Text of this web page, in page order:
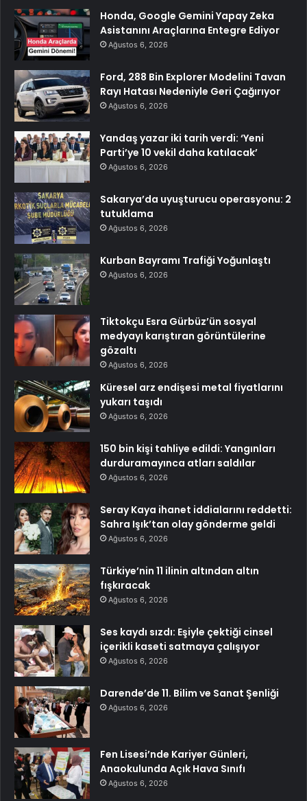
Honda, Google Gemini Yapay Zeka
Asistanını Araçlarına Entegre Ediyor
Ağustos 6, 2026
Ford, 288 Bin Explorer Modelini Tavan
Rayı Hatası Nedeniyle Geri Çağırıyor
Ağustos 6, 2026
Yandaş yazar iki tarih verdi: ‘Yeni
Parti’ye 10 vekil daha katılacak’
Ağustos 6, 2026
Sakarya’da uyuşturucu operasyonu: 2
tutuklama
Ağustos 6, 2026
Kurban Bayramı Trafiği Yoğunlaştı
Ağustos 6, 2026
Tiktokçu Esra Gürbüz’ün sosyal
medyayı karıştıran görüntülerine
gözaltı
Ağustos 6, 2026
Küresel arz endişesi metal fiyatlarını
yukarı taşıdı
Ağustos 6, 2026
150 bin kişi tahliye edildi: Yangınları
durduramayınca atları saldılar
Ağustos 6, 2026
Seray Kaya ihanet iddialarını reddetti:
Sahra Işık’tan olay gönderme geldi
Ağustos 6, 2026
Türkiye’nin 11 ilinin altından altın
fışkıracak
Ağustos 6, 2026
Ses kaydı sızdı: Eşiyle çektiği cinsel
içerikli kaseti satmaya çalışıyor
Ağustos 6, 2026
Darende’de 11. Bilim ve Sanat Şenliği
Ağustos 6, 2026
Fen Lisesi’nde Kariyer Günleri,
Anaokulunda Açık Hava Sınıfı
Ağustos 6, 2026